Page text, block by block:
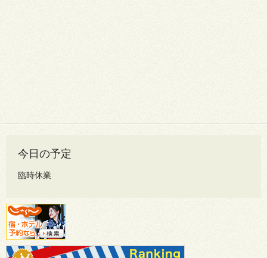
今日の予定
臨時休業